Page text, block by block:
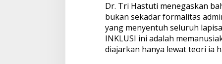
Dr. Tri Hastuti menegaskan
bukan sekadar formalitas
yang menyentuh seluruh
INKLUSI ini adalah
diajarkan hanya lewat teori ia